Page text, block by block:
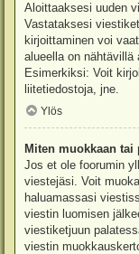
Aloittaaksesi uuden
Vastataksesi
kirjoittaminen voi
alueella on nähtävillä
Esimerkiksi: Voit
liitetiedostoja, jne.
Ylös
Miten muokkaan
Jos et ole foorumin
viestejäsi. Voit
haluamassasi
viestin luomisen
viestiketjuun
viestin